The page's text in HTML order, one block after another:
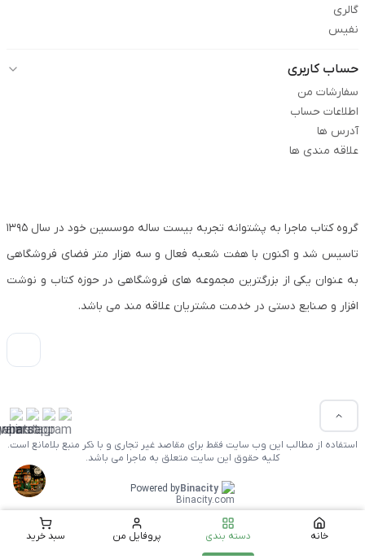
گالری
نفیس
حساب کاربری
سفارشات من
اطلاعات حساب
آدرس ها
علاقه مندی ها
گروه کتاب ماجرا به پشتوانه تجربه بیست ساله موسسین خود در سال ۱۳۹۵
تاسیس شد و اکنون با هفت شعبه فعال و سه هزار متر فضای فروشگاهی
به عنوان یکی از بزرگترین مجموعه های فروشگاهی در حوزه کتاب و نوشت
افزار و صنایع دستی در خدمت مشتریان علاقه مند می باشد.
استفاده از مطالب این وب سایت فقط برای مقاصد غیر تجاری و با ذکر منبع بلامانع است.
کلیه حقوق این سایت متعلق به ماجرا می باشد.
Powered byBinacity
خانه دسته بندی پروفایل من سبد خرید